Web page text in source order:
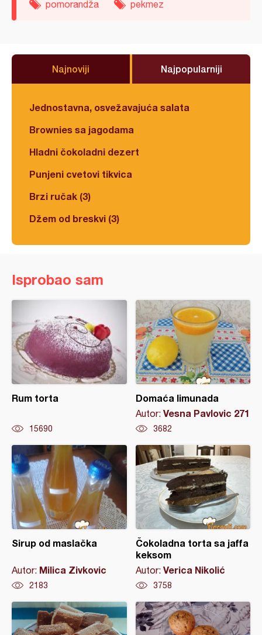
pomorandža pekmez
Najnoviji Najpopularniji
Jednostavna, osvežavajuća salata
Brownies sa jagodama
Hladni čokoladni dezert
Punjeni cvetovi tikvica
Brzi ručak (3)
Džem od breskvi (3)
Isprobao sam
Rum torta
15690
Domaća limunada
Autor: Vesna Pavlovic 271
3682
Sirup od maslačka
Autor: Milica Zivkovic
2183
Čokoladna torta sa jaffa
keksom
Autor: Verica Nikolić
3758